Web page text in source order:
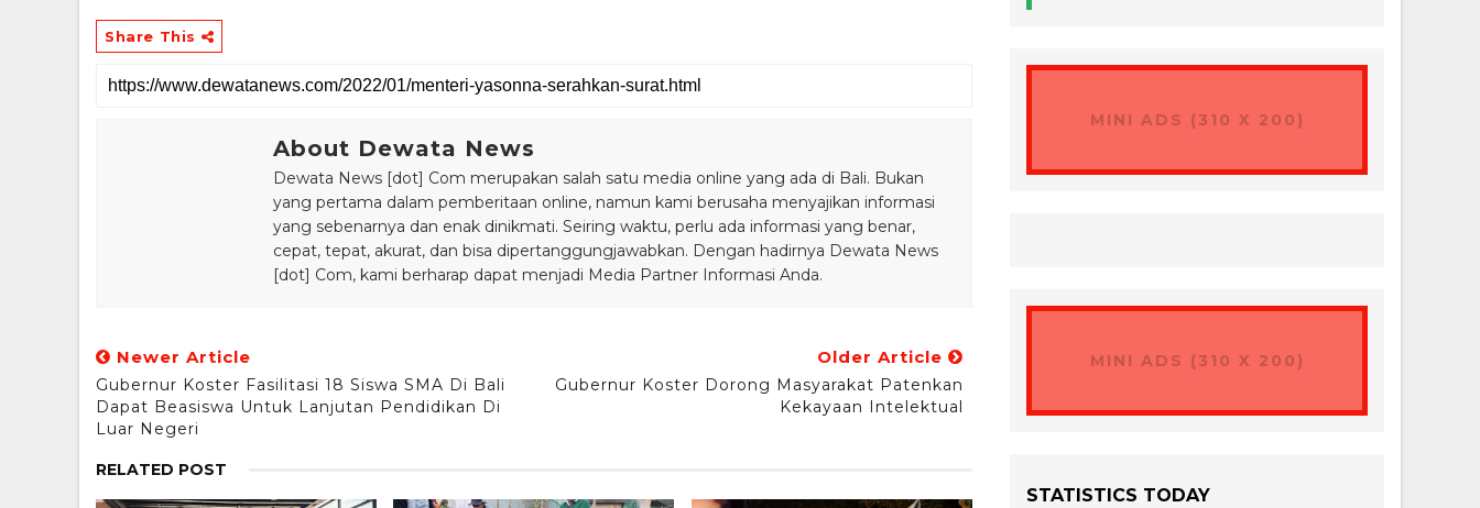
Share This
About Dewata News
Dewata News [dot] Com merupakan salah satu media online yang ada di Bali. Bukan
yang pertama dalam pemberitaan online, namun kami berusaha menyajikan informasi
yang sebenarnya dan enak dinikmati. Seiring waktu, perlu ada informasi yang benar,
cepat, tepat, akurat, dan bisa dipertanggungjawabkan. Dengan hadirnya Dewata News
[dot] Com, kami berharap dapat menjadi Media Partner Informasi Anda.
Newer Article
Gubernur Koster Fasilitasi 18 Siswa SMA Di Bali
Dapat Beasiswa Untuk Lanjutan Pendidikan Di
Luar Negeri
Older Article
Gubernur Koster Dorong Masyarakat Patenkan
Kekayaan Intelektual
RELATED POST
MINI ADS (310 X 200)
MINI ADS (310 X 200)
STATISTICS TODAY